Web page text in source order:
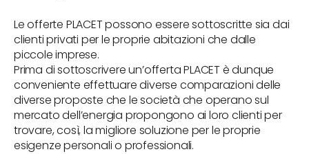
Le offerte PLACET possono essere sottoscritte sia dai
clienti privati per le proprie abitazioni che dalle
piccole imprese.
Prima di sottoscrivere un’offerta PLACET è dunque
conveniente effettuare diverse comparazioni delle
diverse proposte che le società che operano sul
mercato dell’energia propongono ai loro clienti per
trovare, così, la migliore soluzione per le proprie
esigenze personali o professionali.